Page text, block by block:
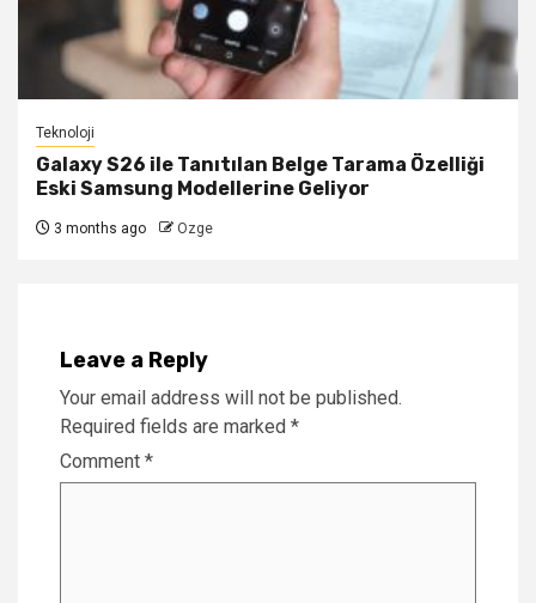
Teknoloji
Galaxy S26 ile Tanıtılan Belge Tarama Özelliği
Eski Samsung Modellerine Geliyor
3 months ago Ozge
Leave a Reply
Your email address will not be published.
Required fields are marked *
Comment *